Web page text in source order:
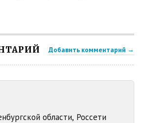
Добавить комментарий →
области, Россети